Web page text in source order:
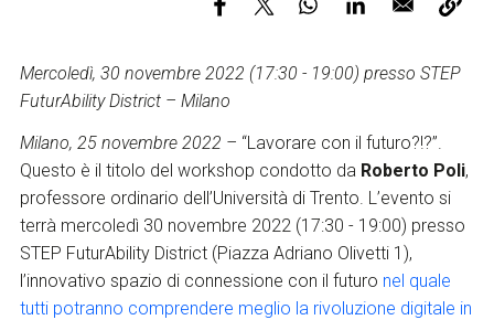
Servizi e accessibilità
FAQ
Biglietti
Mercoledì, 30 novembre 2022 (17:30 - 19:00) presso STEP
FuturAbility District – Milano
Milano, 25 novembre 2022 – “Lavorare con il futuro?!?”.
Questo è il titolo del workshop condotto da Roberto Poli,
professore ordinario dell’Università di Trento. L’evento si
terrà mercoledì 30 novembre 2022 (17:30 - 19:00) presso
STEP FuturAbility District (Piazza Adriano Olivetti 1),
l’innovativo spazio di connessione con il futuro nel quale
tutti potranno comprendere meglio la rivoluzione digitale in